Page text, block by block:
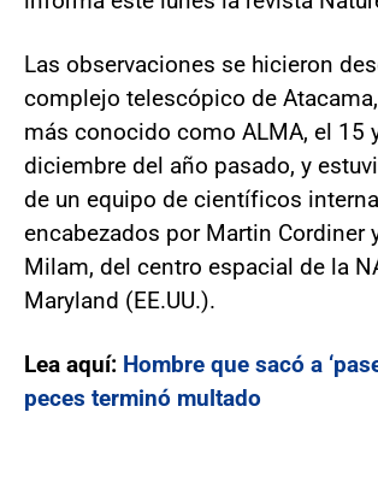
Las observaciones se hicieron
complejo telescópico de
más conocido como ALMA, el 15
diciembre del año pasado, y
de un equipo de científicos
encabezados por Martin Cordiner
Milam, del centro espacial de la
Maryland (EE.UU.).
Lea aquí: Hombre que sacó a
peces terminó multado